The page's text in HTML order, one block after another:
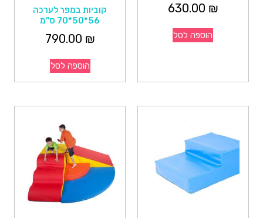
630.00 ₪
הוספה לסל
קוביות במפר לערכה
56*50*70 ס"מ
790.00 ₪
הוספה לסל